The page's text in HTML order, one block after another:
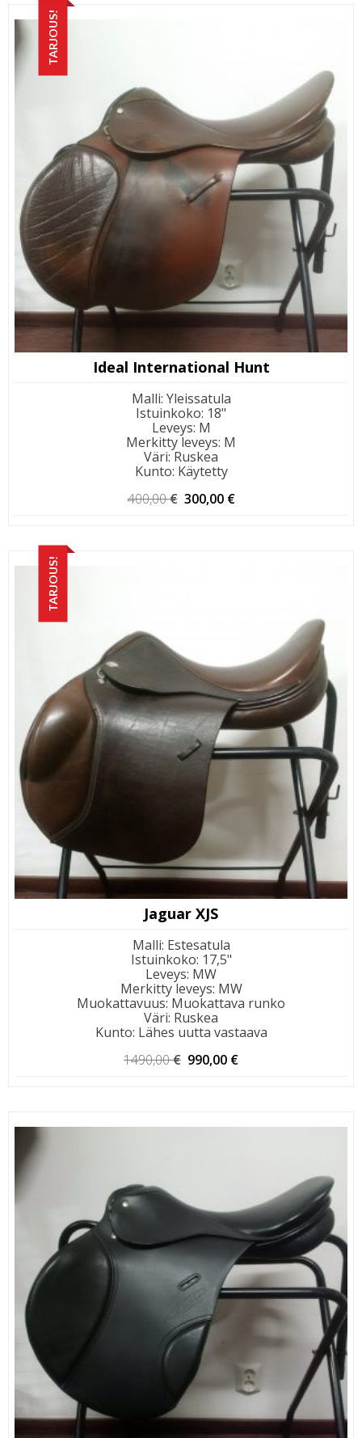
TARJOUS!
Ideal International Hunt
Malli: Yleissatula
Istuinkoko: 18"
Leveys: M
Merkitty leveys: M
Väri: Ruskea
Kunto: Käytetty
400,00€ Alkuperäinen
300,00 €
TARJOUS!
Jaguar XJS
Malli: Estesatula
Istuinkoko: 17,5"
Leveys: MW
Merkitty leveys: MW
Muokattavuus: Muokattava runko
Väri: Ruskea
Kunto: Lähes uutta vastaava
1490,00€ Alkuperäinen
990,00 €